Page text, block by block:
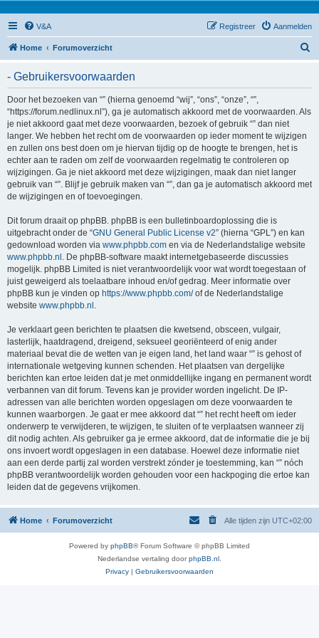
V&A Aanmelden
Registreer
Home Forumoverzicht
- Gebruikersvoorwaarden
Door het bezoeken van “” (hierna genoemd “wij”, “ons”, “onze”, “”,
“https://forum.nedlinux.nl”), ga je automatisch akkoord met de voorwaarden. Als
je niet akkoord gaat met deze voorwaarden, bezoek of gebruik “” dan niet
langer. We hebben het recht om de voorwaarden op ieder moment te wijzigen
en zullen ons best doen om je hiervan tijdig op de hoogte te brengen, het is
echter aan te raden om zelf de voorwaarden regelmatig te controleren op
wijzigingen. Ga je niet akkoord met deze wijzigingen, maak dan niet langer
gebruik van “”. Blijf je gebruik maken van “”, dan ga je automatisch akkoord met
de wijzigingen en of toevoegingen.
Dit forum draait op phpBB. phpBB is een bulletinboardoplossing die is
uitgebracht onder de “GNU General Public License v2” (hierna “GPL”) en kan
gedownload worden via www.phpbb.com en via de Nederlandstalige website
www.phpbb.nl . De phpBB-software maakt internetgebaseerde discussies
mogelijk. phpBB Limited is niet verantwoordelijk voor wat wordt toegestaan of
juist geweigerd als toelaatbare inhoud en/of gedrag. Meer informatie over
phpBB kun je vinden op https://www.phpbb.com/of de Nederlandstalige
website www.phpbb.nl .
Je verklaart geen berichten te plaatsen die kwetsend, obsceen, vulgair,
lasterlijk, haatdragend, dreigend, seksueel georiënteerd of enig ander
materiaal bevat die de wetten van je eigen land, het land waar “” is gehost of
internationale wetgeving kunnen schenden. Het plaatsen van dergelijke
berichten kan ertoe leiden dat je met onmiddellijke ingang en permanent wordt
verbannen van dit forum. Tevens kan je provider worden ingelicht. De IP-
adressen van alle berichten worden opgeslagen om deze voorwaarden te
kunnen waarborgen. Je gaat er mee akkoord dat “” het recht heeft om ieder
onderwerp te verwijderen, te wijzigen, te sluiten of te verplaatsen wanneer zij
dit nodig achten. Als gebruiker ga je ermee akkoord, dat de informatie die je bij
ons invoert wordt opgeslagen in een database. Hoewel deze informatie niet
aan een derde partij zal worden verstrekt zónder je toestemming, kan “” nóch
phpBB verantwoordelijk worden gehouden voor een hackpoging die ertoe kan
leiden dat de gegevens vrijkomen.
Home Forumoverzicht Alle tijden zijn UTC+02:00
Powered by phpBB® Forum Software © phpBB Limited
Nederlandse vertaling doorphpBB.nl
Privacy | Gebruikersvoorwaarden